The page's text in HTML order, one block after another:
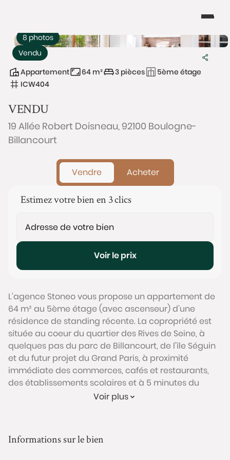
Vendu
8 photos
Appartement 64 m² 3 pièces
5ème étage
ICW404
VENDU
19 Allée Robert Doisneau, 92100 Boulogne-
Billancourt
Vendre Acheter
Estimez votre bien en 3 clics
Voir le prix
L'agence Stoneo vous propose un appartement de
64 m² au 5ème étage (avec ascenseur) d’une
résidence de standing récente. La copropriété est
située au coeur du quartier des Rives de Seine, à
quelques pas du parc de Billancourt, de l'île Séguin
et du futur projet du Grand Paris, à proximité
immédiate des commerces, cafés et restaurants,
des établissements scolaires et à 5 minutes du
métro Billancourt (ligne 9).
De larges portes-fenêtres permettent d'accéder à
Voir plus
Informations sur le bien